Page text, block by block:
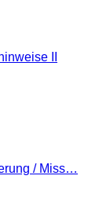
II
/ Miss…